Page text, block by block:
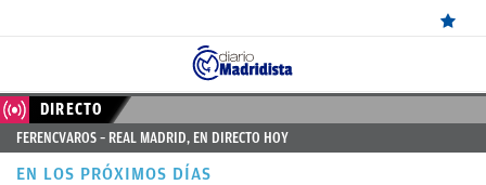
ÚLTIMAS
NOTICIAS
DIRECTO
FERENCVAROS – REAL MADRID, EN DIRECTO HOY
EN LOS PRÓXIMOS DÍAS